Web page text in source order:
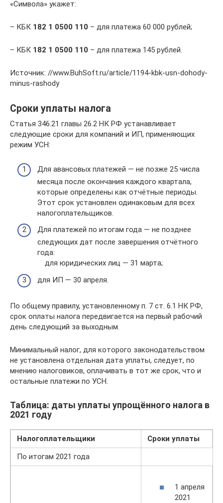
«Символа» укажет:
– КБК 182 1 0500 110 – для платежа 60 000 рублей;
– КБК 182 1 0500 110 – для платежа 145 рублей.
Источник: //www.BuhSoft.ru/article/1194-kbk-usn-dohody-
minus-rashody
Сроки уплаты налога
Статья 346.21 главы 26.2 НК РФ устанавливает
следующие сроки для компаний и ИП, применяющих
режим УСН:
Для авансовых платежей — не позже 25 числа
месяца после окончания каждого квартала,
которые определены как отчётные периоды.
Этот срок установлен одинаковым для всех
налогоплательщиков.
Для платежей по итогам года — не позднее
следующих дат после завершения отчётного
года:
для юридических лиц — 31 марта;
для ИП — 30 апреля.
По общему правилу, установленному п. 7 ст. 6.1 НК РФ,
срок оплаты налога передвигается на первый рабочий
день следующий за выходным.
Минимальный налог, для которого законодательством
не установлена отдельная дата уплаты, следует, по
мнению налоговиков, оплачивать в тот же срок, что и
остальные платежи по УСН.
Таблица: даты уплаты упрощённого налога в
2021 году
Налогоплательщики
Сроки уплаты
По итогам 2021 года
1 апреля
2021